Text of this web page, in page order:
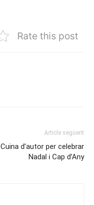
Rate this post
Article següent
Cuina d’autor per celebrar
Nadal i Cap d’Any